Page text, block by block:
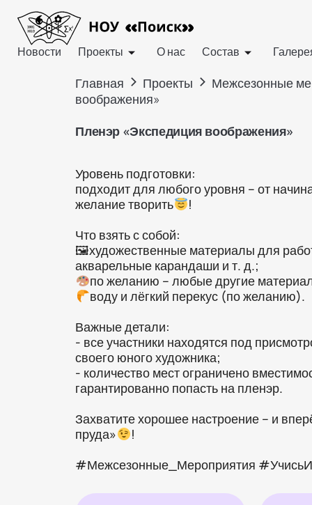
Новости Проекты О нас Состав
Главная > Проекты > Межсезонные
воображения»
Пленэр «Экспедиция воображения»
Уровень подготовки:
подходит для любого уровня – от
желание творить
!
Что взять с собой:
🖼художественные материалы для
акварельные карандаши и т. д.;
по желанию – любые другие
воду и лёгкий перекус (по желанию).
Важные детали:
- все участники находятся под
своего юного художника;
- количество мест ограничено
гарантированно попасть на пленэр.
Захватите хорошее настроение – и
пруда»
!
#Межсезонные_Мероприятия